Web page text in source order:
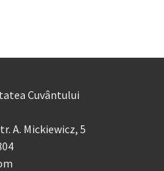
Cuvântului
A. Mickiewicz, 5